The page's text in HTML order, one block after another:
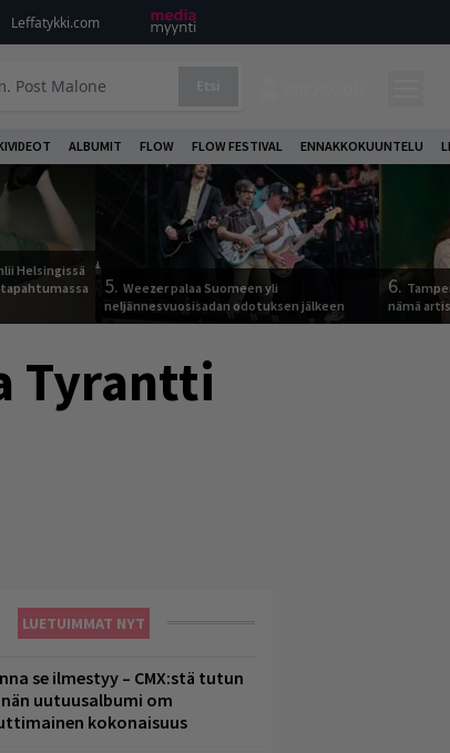
Leffatykki.com
ALBUMIT FLOW FLOW FESTIVAL ENNAKKOKUUNTELU
Helsingissä
5. Weezer palaa Suomeen yli
neljännesvuosisadan odotuksen jälkeen
6.
nämä
Tyrantti
LUETUIMMAT NYT
se ilmestyy – CMX:stä tutun
uutuusalbumi om
kokonaisuus